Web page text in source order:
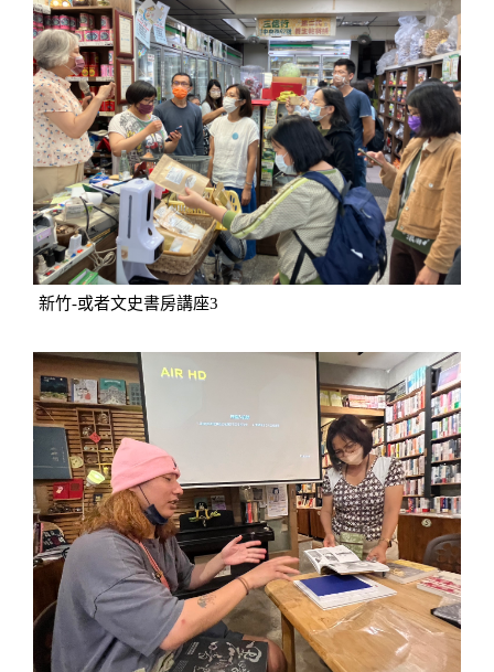
新竹-或者文史書房講座3